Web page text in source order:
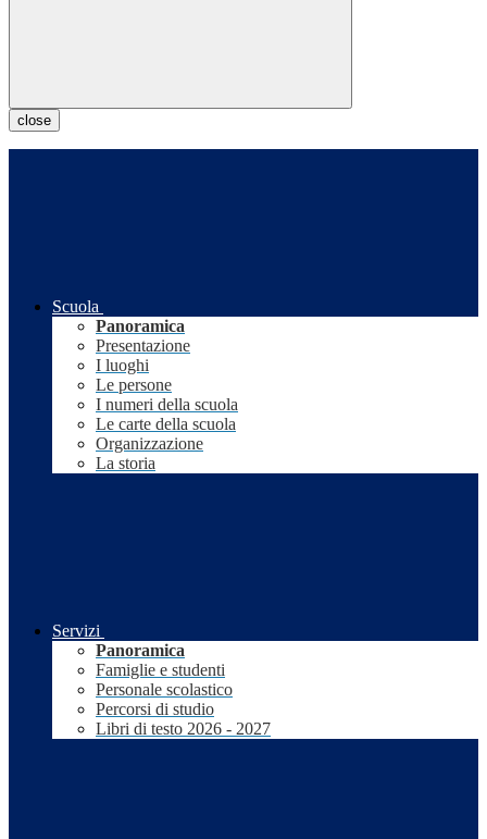
close
Scuola
Panoramica
Presentazione
I luoghi
Le persone
I numeri della scuola
Le carte della scuola
Organizzazione
La storia
Servizi
Panoramica
Famiglie e studenti
Personale scolastico
Percorsi di studio
Libri di testo 2026 - 2027